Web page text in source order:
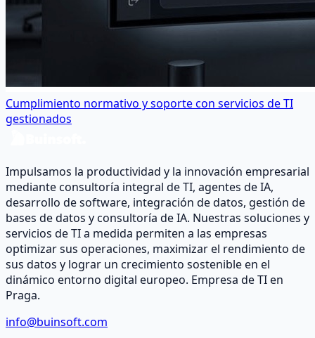
Cumplimiento normativo y soporte con servicios de TI
gestionados
Impulsamos la productividad y la innovación empresarial
mediante consultoría integral de TI, agentes de IA,
desarrollo de software, integración de datos, gestión de
bases de datos y consultoría de IA. Nuestras soluciones y
servicios de TI a medida permiten a las empresas
optimizar sus operaciones, maximizar el rendimiento de
sus datos y lograr un crecimiento sostenible en el
dinámico entorno digital europeo. Empresa de TI en
Praga.
info@buinsoft.com